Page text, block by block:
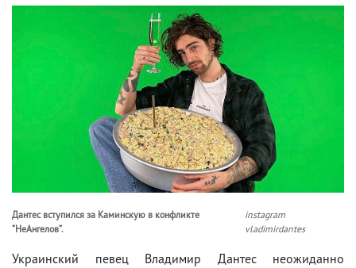
Дантес вступился за Каминскую в конфликте
”НеАнгелов”.
instagram
vladimirdantes
Украинский певец Владимир Дантес неожиданно